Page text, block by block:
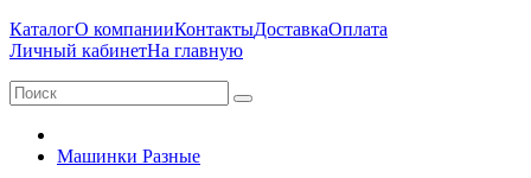
КаталогО компанииКонтактыДоставкаОплата
Личный кабинетНа главную
Машинки Разные